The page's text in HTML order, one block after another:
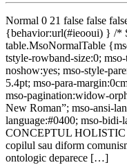
Normal 0 21 false false
{behavior:url(#ieooui) } /*
table.MsoNormalTable
tstyle-rowband-size:0;
noshow:yes; mso-style-
5.4pt; mso-para-
mso-pagination:widow-
New Roman”; mso-ansi-
language:#0400; mso-
CONCEPTUL
copilul sau diform
ontologic deparece […]